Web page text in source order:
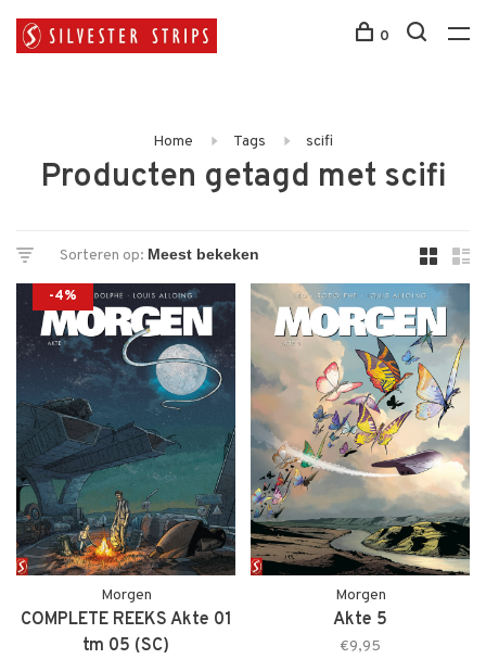
0
Home Tags scifi
Producten getagd met scifi
Sorteren op:
-4%
Morgen
COMPLETE REEKS Akte 01
tm 05 (SC)
Morgen
Akte 5
€9,95